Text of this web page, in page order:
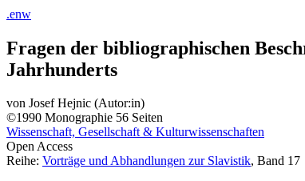
.enw
Fragen der bibliographischen
Jahrhunderts
von Josef Hejnic (Autor:in)
©1990 Monographie 56 Seiten
Wissenschaft, Gesellschaft & Kulturwissenschaften
Open Access
Reihe: Vorträge und Abhandlungen zur Slavistik, Band 17